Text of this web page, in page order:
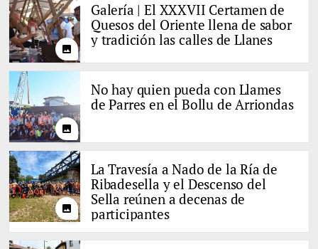
photo
Galería | El XXXVII Certamen de
Quesos del Oriente llena de sabor
y tradición las calles de Llanes
photo
No hay quien pueda con Llames
de Parres en el Bollu de Arriondas
photo
La Travesía a Nado de la Ría de
Ribadesella y el Descenso del
Sella reúnen a decenas de
participantes